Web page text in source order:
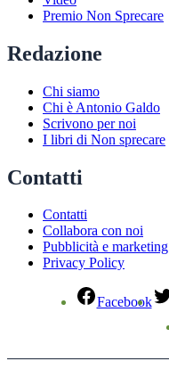
Premio Non Sprecare
Redazione
Chi siamo
Chi è Antonio Galdo
Scrivono per noi
I libri di Non sprecare
Contatti
Contatti
Collabora con noi
Pubblicità e marketing
Privacy Policy
Facebook